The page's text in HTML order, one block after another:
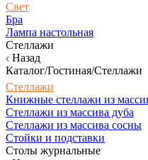
Свет
Бра
Лампа настольная
Стеллажи
Назад
Каталог/Гостиная/Стеллажи
Стеллажи
Книжные стеллажи из
Стеллажи из массива дуба
Стеллажи из массива сосны
Стойки и подставки
Столы журнальные